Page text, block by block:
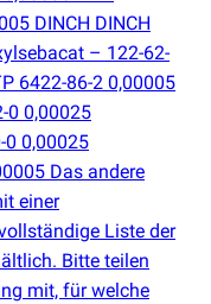
DINCH DINCH
– 122-62-
6422-86-2 0,00005
0 0,00025
0 0,00025
Das andere
einer
Liste der
Bitte teilen
mit, für welche